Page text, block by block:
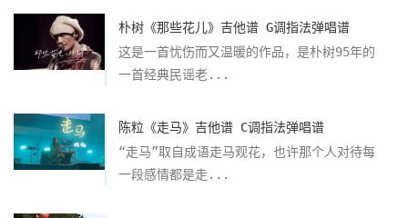
朴树《那些花儿》吉他谱 G调指法弹唱谱
这是一首忧伤而又温暖的作品，是朴树95年的
一首经典民谣老...
陈粒《走马》吉他谱 C调指法弹唱谱
“走马”取自成语走马观花，也许那个人对待每
一段感情都是走...